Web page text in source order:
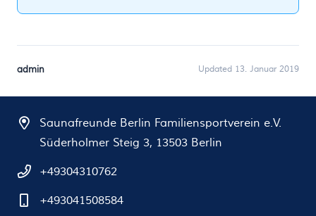
admin Updated 13. Januar 2019
Saunafreunde Berlin Familiensportverein e.V.
Süderholmer Steig 3, 13503 Berlin
+49304310762
+493041508584